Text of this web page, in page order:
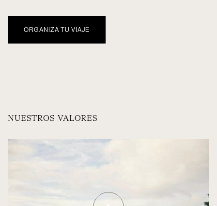
ORGANIZA TU VIAJE
NUESTROS VALORES